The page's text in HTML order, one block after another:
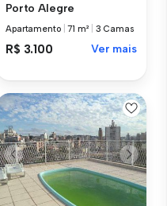
Porto Alegre
Apartamento |71 m² 3 Camas
R$ 3.100 Ver mais